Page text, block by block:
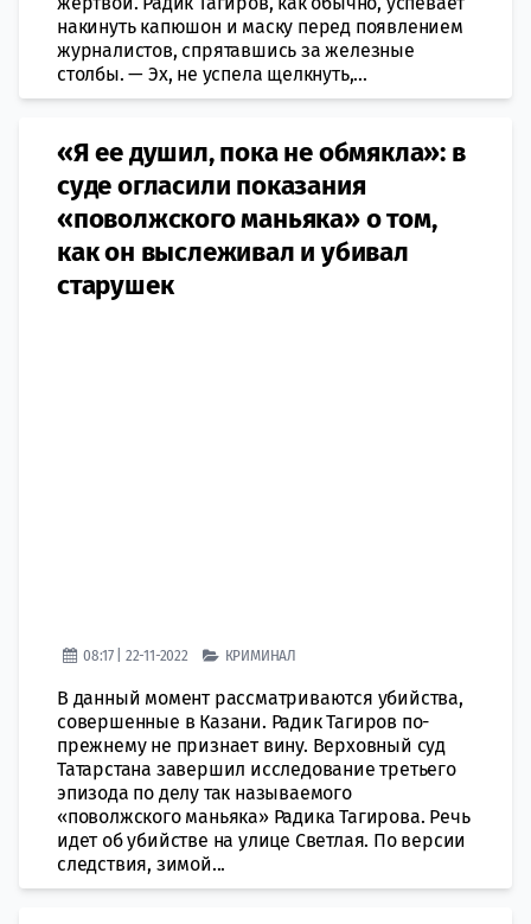
накинуть капюшон и маску перед появлением
журналистов, спрятавшись за железные
столбы. — Эх, не успела щелкнуть,...
«Я ее душил, пока не обмякла»: в
суде огласили показания
«поволжского маньяка» о том,
как он выслеживал и убивал
старушек
08:17 | 22-11-2022 КРИМИНАЛ
В данный момент рассматриваются убийства,
совершенные в Казани. Радик Тагиров по-
прежнему не признает вину. Верховный суд
Татарстана завершил исследование третьего
эпизода по делу так называемого
«поволжского маньяка» Радика Тагирова. Речь
идет об убийстве на улице Светлая. По версии
следствия, зимой...